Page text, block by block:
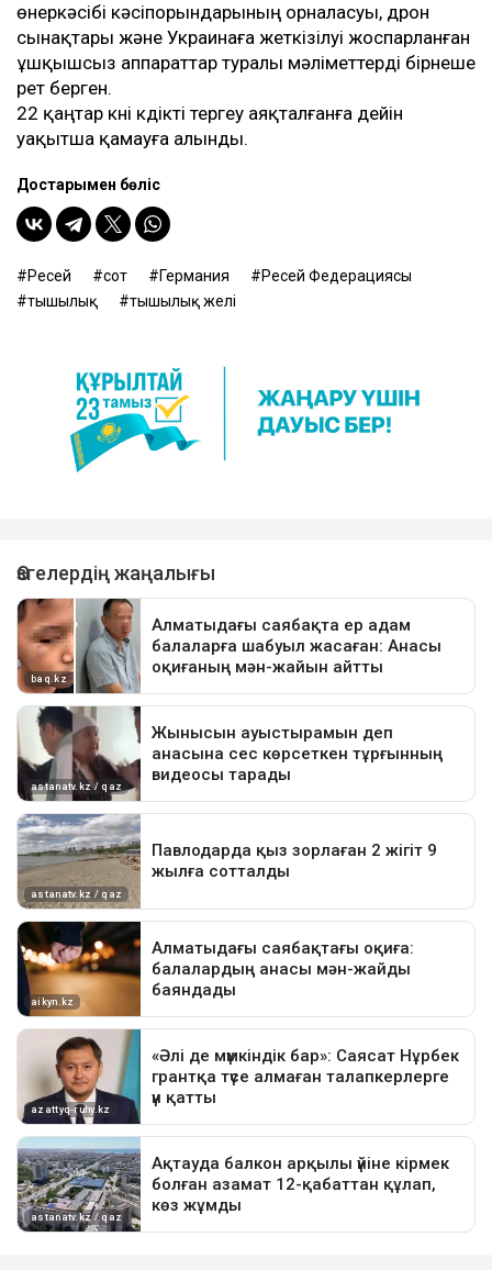
өнеркәсібі кәсіпорындарының орналасуы, дрон
сынақтары және Украинаға жеткізілуі жоспарланған
ұшқышсыз аппараттар туралы мәліметтерді бірнеше
рет берген.
22 қаңтар күні күдікті тергеу аяқталғанға дейін
уақытша қамауға алынды.
Достарыңмен бөліс
Ресей сот Германия
Ресей Федерациясы
тыңшылық
тыңшылық желі